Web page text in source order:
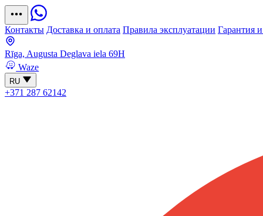
Контакты Доставка и оплата Правила эксплуатации Гарантия
Rīga, Augusta Deglava iela 69H
Waze
RU
+371 287 62142